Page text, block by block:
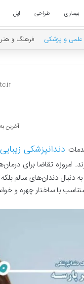
بیماری طراحی اپل
علمی و پزشکی فرهنگ و هنر
patc.ir
آخرین به
دندانپزشکی
تقاضا برای
به دنبال دندان‌های سالم
با ساختار چهره و